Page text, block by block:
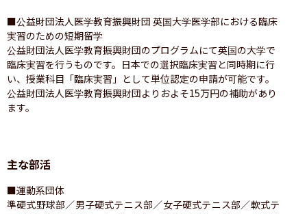
■公益財団法人医学教育振興財団 英国大学医学部における臨床
実習のための短期留学
公益財団法人医学教育振興財団のプログラムにて英国の大学で
臨床実習を行うものです。日本での選択臨床実習と同時期に行
い、授業科目「臨床実習」として単位認定の申請が可能です。
公益財団法人医学教育振興財団よりおよそ15万円の補助があり
ます。
主な部活
■運動系団体
準硬式野球部／男子硬式テニス部／女子硬式テニス部／軟式テ